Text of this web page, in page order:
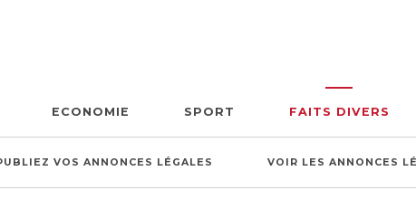
ECONOMIE SPORT FAITS DIVERS
VOS ANNONCES LÉGALES VOIR LES ANNONCES